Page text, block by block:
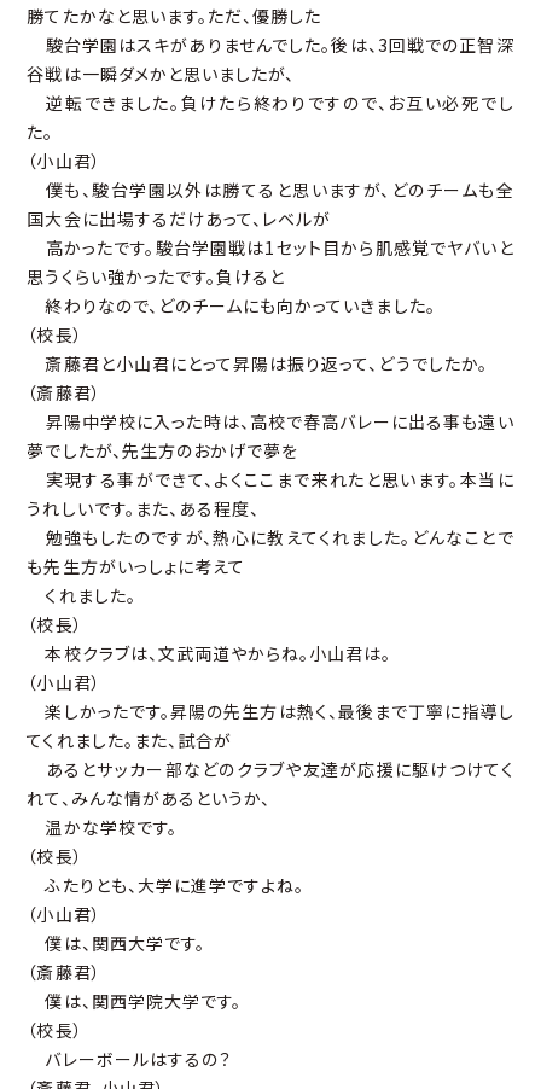
勝てたかなと思います。ただ、優勝した
駿台学園はスキがありませんでした。後は、3回戦での正智深
谷戦は一瞬ダメかと思いましたが、
逆転できました。負けたら終わりですので、お互い必死でし
た。
（小山君）
僕も、駿台学園以外は勝てると思いますが、どのチームも全
国大会に出場するだけあって、レベルが
高かったです。駿台学園戦は1セット目から肌感覚でヤバいと
思うくらい強かったです。負けると
終わりなので、どのチームにも向かっていきました。
（校長）
斎藤君と小山君にとって昇陽は振り返って、どうでしたか。
（斎藤君）
昇陽中学校に入った時は、高校で春高バレーに出る事も遠い
夢でしたが、先生方のおかげで夢を
実現する事ができて、よくここまで来れたと思います。本当に
うれしいです。また、ある程度、
勉強もしたのですが、熱心に教えてくれました。どんなことで
も先生方がいっしょに考えて
くれました。
（校長）
本校クラブは、文武両道やからね。小山君は。
（小山君）
楽しかったです。昇陽の先生方は熱く、最後まで丁寧に指導し
てくれました。また、試合が
あるとサッカー部などのクラブや友達が応援に駆けつけてく
れて、みんな情があるというか、
温かな学校です。
（校長）
ふたりとも、大学に進学ですよね。
（小山君）
僕は、関西大学です。
（斎藤君）
僕は、関西学院大学です。
（校長）
バレーボールはするの？